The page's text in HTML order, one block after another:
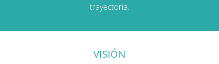
trayectoria.
VISIÓN